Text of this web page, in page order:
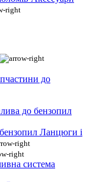
до
до бензопил
Ланцюги і
система